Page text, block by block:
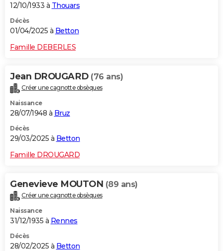
12/10/1933 à Thouars
Décès
01/04/2025 à Betton
Famille DEBERLES
Jean DROUGARD (76 ans)
Créer une cagnotte obsèques
Naissance
28/07/1948 à Bruz
Décès
29/03/2025 à Betton
Famille DROUGARD
Genevieve MOUTON (89 ans)
Créer une cagnotte obsèques
Naissance
31/12/1935 à Rennes
Décès
28/02/2025 à Betton